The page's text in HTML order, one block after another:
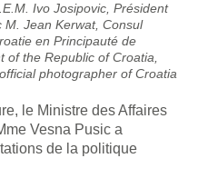
Ivo Josipovic, Président
M. Jean Kerwat, Consul
en Principauté de
the Republic of Croatia,
photographer of Croatia
le Ministre des Affaires
Vesna Pusic a
de la politique